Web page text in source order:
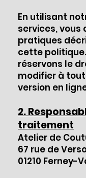
En utilisant
services, vous
pratiques
cette
réservons le
modifier à
version en
2.
traitement
Atelier de
67 rue de
01210 Ferney-